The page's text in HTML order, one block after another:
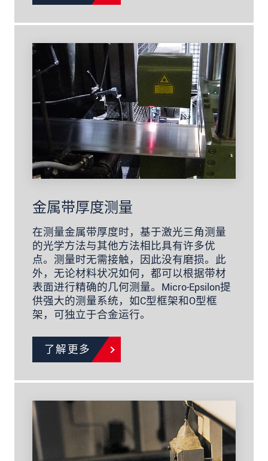
金属带厚度测量
在测量金属带厚度时，基于激光三角测量
的光学方法与其他方法相比具有许多优
点。测量时无需接触，因此没有磨损。此
外，无论材料状况如何，都可以根据带材
表面进行精确的几何测量。Micro-Epsilon提
供强大的测量系统，如C型框架和O型框
架，可独立于合金运行。
了解更多